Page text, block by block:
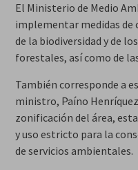
El Ministerio de Medio
implementar medidas de
de la biodiversidad y de
forestales, así como de
También corresponde a
ministro, Paíno
zonificación del área,
y uso estricto para la
de servicios ambientales.